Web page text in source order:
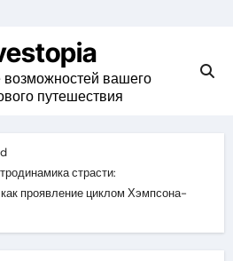
вашего
путешествия
страсти:
проявление циклом Хэмпсона-